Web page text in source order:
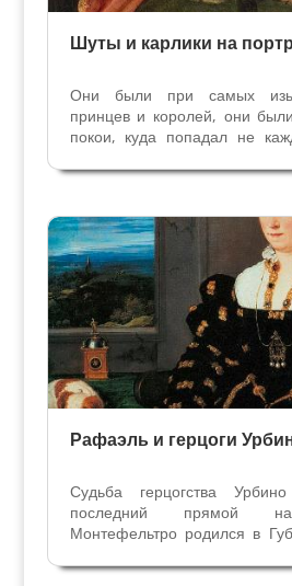
Шуты и карлики на
Они были при самых
принцев и королей, они
покои, куда попадал не
часть итальянской
аристократических портретах
Иконография
Портреты
Рафаэль и герцоги
Судьба герцогства
последний прямой
Монтефельтро родился в
Сфорца. В 10 летнем